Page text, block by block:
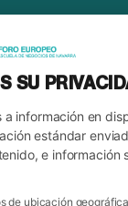
SU
información en
estándar
e información
de ubicación